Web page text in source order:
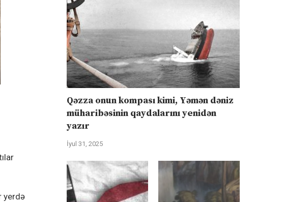
yerdə
Qəzza onun kompası kimi, Yəmən dəniz
müharibəsinin qaydalarını yenidən
yazır
İyul 31, 2025